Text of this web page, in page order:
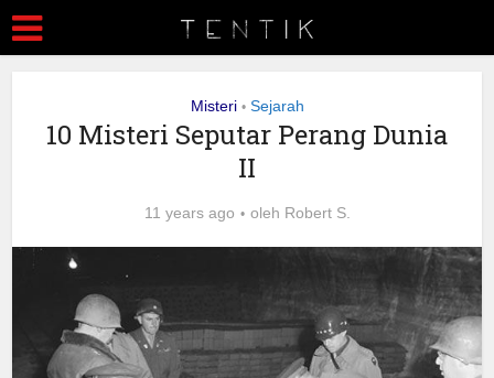
Misteri • Sejarah
10 Misteri Seputar Perang Dunia
II
11 years ago oleh Robert S.